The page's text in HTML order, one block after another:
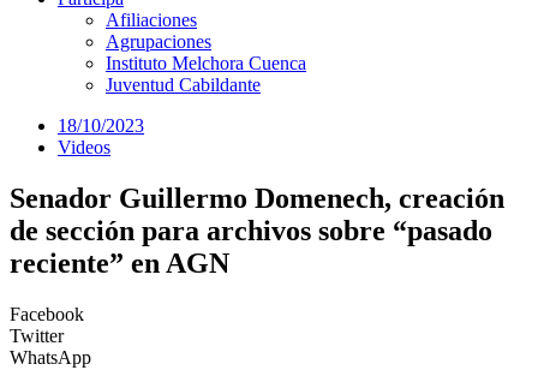
Afiliaciones
Agrupaciones
Instituto Melchora Cuenca
Juventud Cabildante
18/10/2023
Videos
Senador Guillermo Domenech, creación
de sección para archivos sobre “pasado
reciente” en AGN
Facebook
Twitter
WhatsApp